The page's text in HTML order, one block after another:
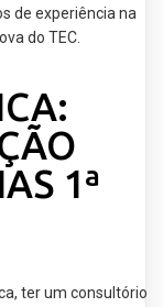
de experiência na
do TEC.
1ª
ter um consultório